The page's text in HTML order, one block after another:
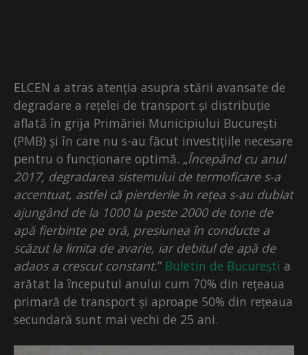
ELCEN a atras atenția asupra stării avansate de
degradare a rețelei de transport și distribuție
aflată în grija Primăriei Municipiului București
(PMB) și în care nu s-au făcut investițiile necesare
pentru o funcționare optimă. „Începând cu anul
2017, degradarea sistemului de termoficare s-a
accentuat, astfel că pierderile în rețea s-au dublat
ajungând de la 1000 la peste 2000 de tone de
apă fierbinte pe oră, presiunea în conducte a
scăzut la limita de avarie, iar debitul de apă de
adaos a crescut constant.” Buletin de București a
arătat la începutul anului cum 70% din rețeaua
primară de transport și aproape 50% din rețeaua
secundară sunt mai vechi de 25 ani.